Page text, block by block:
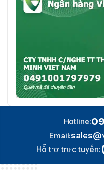
PTZ
Tốc độ
Pan
Có thể
độ đặt
nghiêng
Có thể
độ đặt
Hotline:
Email:
Hỗ trợ trực tuyến: